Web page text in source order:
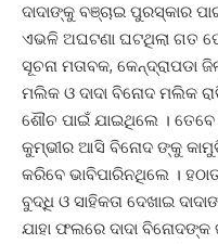
ଦାଦାଙ୍କୁ ବଞ୍ଚାଇ ପୁରସ୍କାର
ଏଭଳି ଅଘଟଣା ଘଟଥିଲା ଗତ
ସୂଚନା ମତାବକ, କେନ୍ଦ୍ରାପଡା
ମଲିକ ଓ ଦାଦା ବିନୋଦ ମଲିକ
ଶୌଚ ପାଇଁ ଯାଇଥିଲେ ।
କୁମ୍ଭୀର ଆସି ବିନୋଦ ଙ୍କୁ
କରିବେ ଭାବିପାରିନଥିଲେ ।
ବୁଦ୍ଧି ଓ ସାହିକତା ଦେଖାଇ
ଯାହା ଫଲରେ ଦାଦା